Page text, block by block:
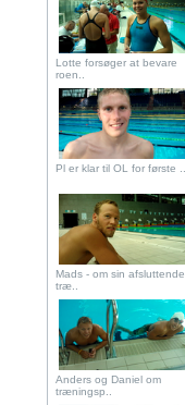
Lotte forsøger at bevare
roen..
Pl er klar til OL for første ..
Mads - om sin afsluttende
træ..
Anders og Daniel om
træningsp..